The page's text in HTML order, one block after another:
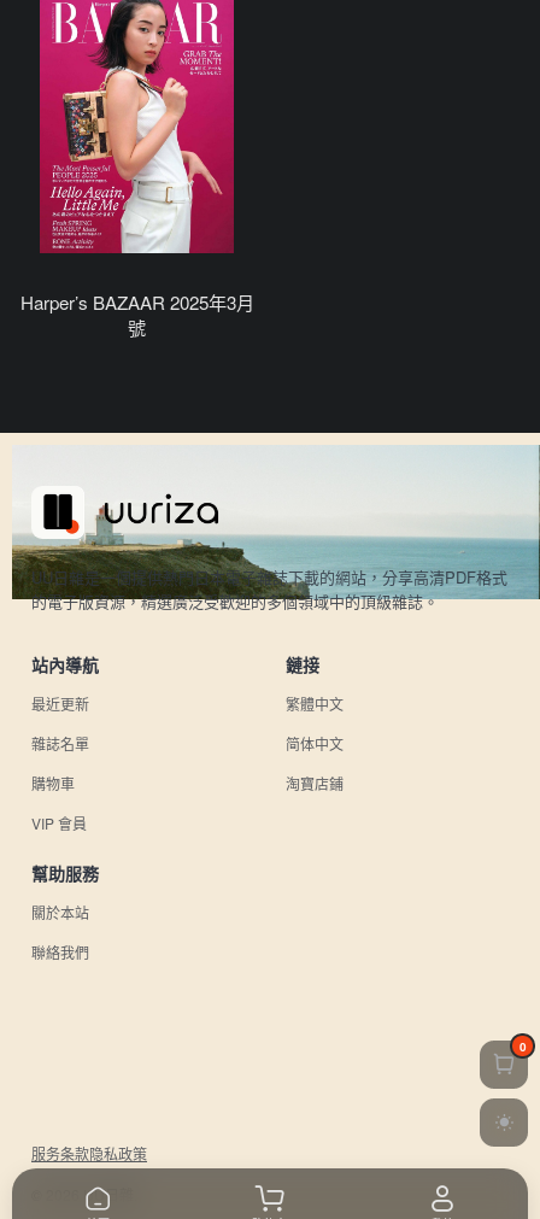
Harper’s BAZAAR 2025年3月
號
UU日雜是一個提供熱門日本電子雜誌下載的網站，分享高清PDF格式
的電子版資源，精選廣泛受歡迎的多個領域中的頂級雜誌。
站內導航
最近更新
雜誌名單
購物車
VIP 會員
鏈接
繁體中文
简体中文
淘寶店鋪
幫助服務
關於本站
聯絡我們
服务条款隐私政策
© 2026 UU日雜.
0